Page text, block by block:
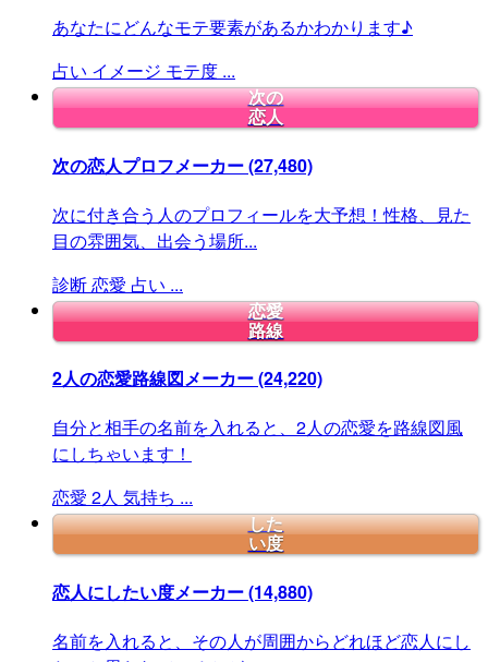
あなたにどんなモテ要素があるかわかります♪
占い イメージ モテ度 ...
次の
恋人
次の恋人プロフメーカー(27,480)
次に付き合う人のプロフィールを大予想！性格、見た
目の雰囲気、出会う場所...
診断恋愛 占い ...
恋愛
路線
2人の恋愛路線図メーカー(24,220)
自分と相手の名前を入れると、2人の恋愛を路線図風
にしちゃいます！
恋愛 2人 気持ち ...
した
い度
恋人にしたい度メーカー(14,880)
名前を入れると、その人が周囲からどれほど恋人にし